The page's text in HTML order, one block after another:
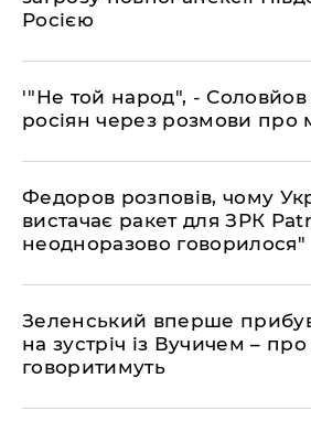
Росією
​'"Не той народ", - Соловйов
росіян через розмови про
​Федоров розповів, чому
вистачає ракет для ЗРК
неодноразово говорилося"
​Зеленський вперше
на зустріч із Вучичем –
говоритимуть